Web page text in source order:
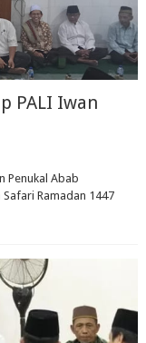
PALI Iwan
Penukal Abab
Ramadan 1447